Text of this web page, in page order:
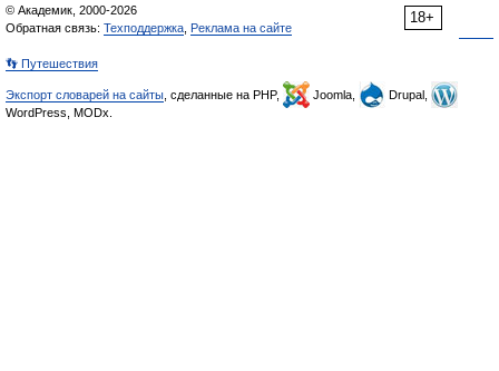
18+
© Академик, 2000-2026
Обратная связь: Техподдержка Реклама на сайте
👣 Путешествия
Экспорт словарей на сайты , сделанные на PHP, Joomla,
Drupal,
WordPress, MODx.